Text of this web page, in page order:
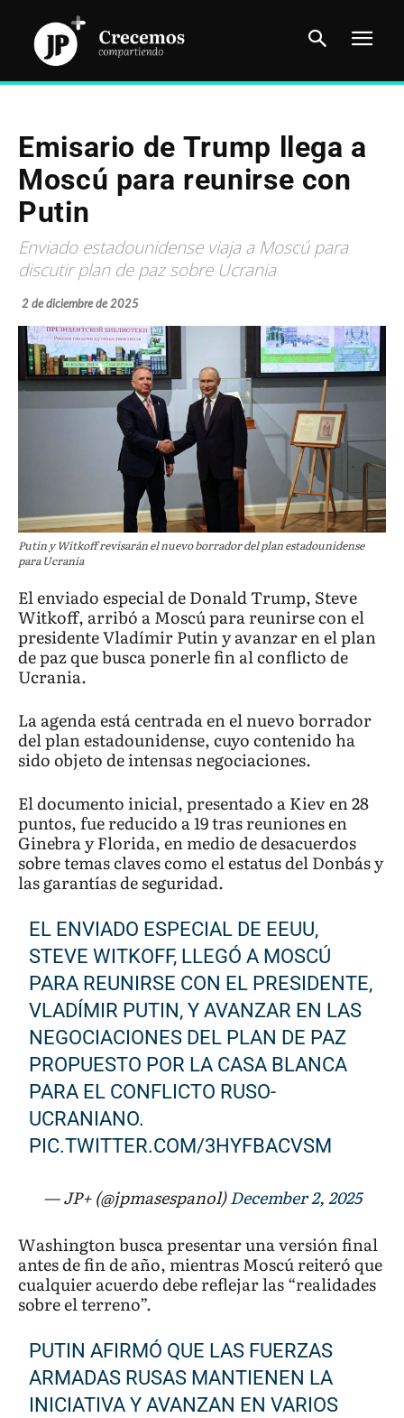
Emisario de Trump llega a
Moscú para reunirse con
Putin
Enviado estadounidense viaja a Moscú para
discutir plan de paz sobre Ucrania
2 de diciembre de 2025
Putin y Witkoff revisarán el nuevo borrador del plan estadounidense
para Ucrania
El enviado especial de Donald Trump, Steve
Witkoff, arribó a Moscú para reunirse con el
presidente Vladímir Putin y avanzar en el plan
de paz que busca ponerle fin al conflicto de
Ucrania.
La agenda está centrada en el nuevo borrador
del plan estadounidense, cuyo contenido ha
sido objeto de intensas negociaciones.
El documento inicial, presentado a Kiev en 28
puntos, fue reducido a 19 tras reuniones en
Ginebra y Florida, en medio de desacuerdos
sobre temas claves como el estatus del Donbás y
las garantías de seguridad.
EL ENVIADO ESPECIAL DE EEUU,
STEVE WITKOFF, LLEGÓ A MOSCÚ
PARA REUNIRSE CON EL PRESIDENTE,
VLADÍMIR PUTIN, Y AVANZAR EN LAS
NEGOCIACIONES DEL PLAN DE PAZ
PROPUESTO POR LA CASA BLANCA
PARA EL CONFLICTO RUSO-
UCRANIANO.
PIC.TWITTER.COM/3HYFBACVSM
— JP+ (@jpmasespanol)December 2, 2025
Washington busca presentar una versión final
antes de fin de año, mientras Moscú reiteró que
cualquier acuerdo debe reflejar las “realidades
sobre el terreno”.
PUTIN AFIRMÓ QUE LAS FUERZAS
ARMADAS RUSAS MANTIENEN LA
INICIATIVA Y AVANZAN EN VARIOS